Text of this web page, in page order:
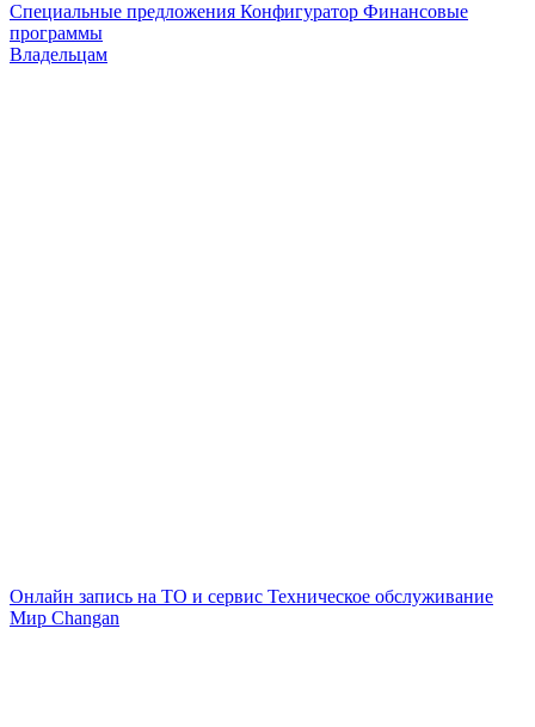
Специальные предложения Конфигуратор Финансовые
программы
Владельцам
Онлайн запись на ТО и сервис Техническое обслуживание
Мир Changan